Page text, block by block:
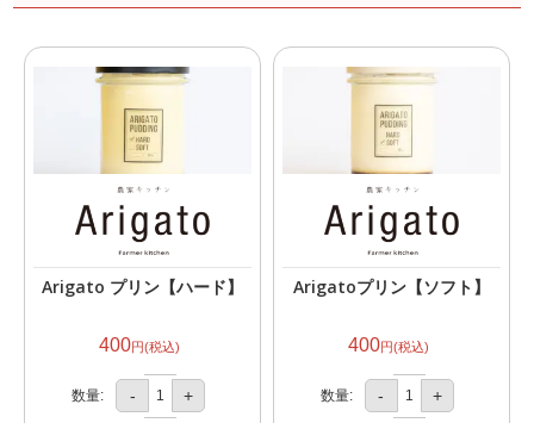
Arigato プリン【ハード】
400円(税込)
数量: - +
Arigatoプリン【ソフト】
400円(税込)
数量: - +